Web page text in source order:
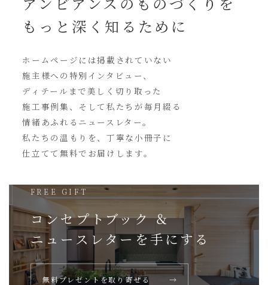
もっと深く知るために
ホームページには掲載されていない
施主様への特別インタビュー、
ディテールまで美しく切り取った
施工事例集、そして私たちが毎月綴る
情緒あふれるニュースレター。
私たちの温もりを、丁寧な小冊子に
仕立てて無料でお届けします。
FREE GIFT
コンセプトブック ＆
ニュースレターを手にする
無料プレゼントを取り寄せる →